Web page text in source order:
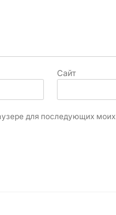
Сайт
для последующих моих